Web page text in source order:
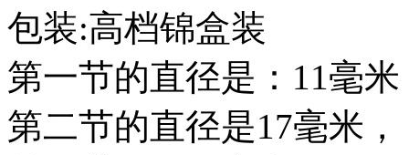
包装:高档锦盒装
第一节的直径是：11毫米
第二节的直径是17毫米，